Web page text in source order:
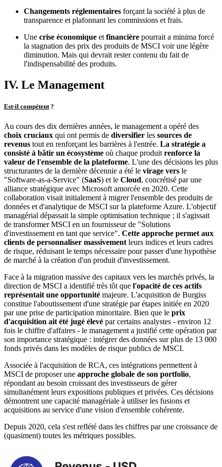
Changements réglementaires forçant la société à plus de
transparence et plafonnant les commissions et frais.
Une crise économique et financière pourrait a minima forcé
la stagnation des prix des produits de MSCI voir une légère
diminution. Mais qui devrait rester contenu du fait de
l'indispensabilité des produits.
IV. Le Management
Est-il compétent?
Au cours des dix dernières années, le management a opéré des
choix cruciaux qui ont permis de diversifier les sources de
revenus tout en renforçant les barrières à l'entrée. La stratégie a
consisté à bâtir un écosystème où chaque produit renforce la
valeur de l'ensemble de la plateforme. L'une des décisions les plus
structurantes de la dernière décennie a été le virage vers le
"Software-as-a-Service" (SaaS) et le Cloud, concrétisé par une
alliance stratégique avec Microsoft amorcée en 2020. Cette
collaboration visait initialement à migrer l'ensemble des produits de
données et d'analytique de MSCI sur la plateforme Azure. L'objectif
managérial dépassait la simple optimisation technique ; il s'agissait
de transformer MSCI en un fournisseur de "Solutions
d'investissement en tant que service". Cette approche permet aux
clients de personnaliser massivement leurs indices et leurs cadres
de risque, réduisant le temps nécessaire pour passer d'une hypothèse
de marché à la création d'un produit d'investissement.
Face à la migration massive des capitaux vers les marchés privés, la
direction de MSCI a identifié très tôt que l'opacité de ces actifs
représentait une opportunité majeure. L'acquisition de Burgiss
constitue l'aboutissement d'une stratégie par étapes initiée en 2020
par une prise de participation minoritaire. Bien que le prix
d'acquisition ait été jugé élevé par certains analystes - environ 12
fois le chiffre d'affaires - le management a justifié cette opération par
son importance stratégique : intégrer des données sur plus de 13 000
fonds privés dans les modèles de risque publics de MSCI.
Associée à l'acquisition de RCA, ces intégrations permettent à
MSCI de proposer une approche globale de son portfolio,
répondant au besoin croissant des investisseurs de gérer
simultanément leurs expositions publiques et privées. Ces décisions
démontrent une capacité managériale à utiliser les fusions et
acquisitions au service d'une vision d'ensemble cohérente.
Depuis 2020, cela s'est reflété dans les chiffres par une croissance de
(quasiment) toutes les métriques possibles.